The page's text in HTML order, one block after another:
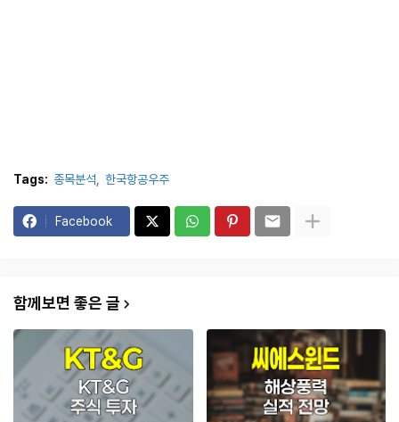
Tags: 종목분석 한국항공우주
Facebook
함께보면 좋은 글